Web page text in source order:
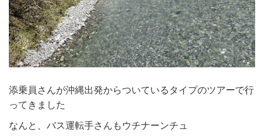
添乗員さんが沖縄出発からついているタイプのツアーで行
ってきました
なんと、バス運転手さんもウチナーンチュ